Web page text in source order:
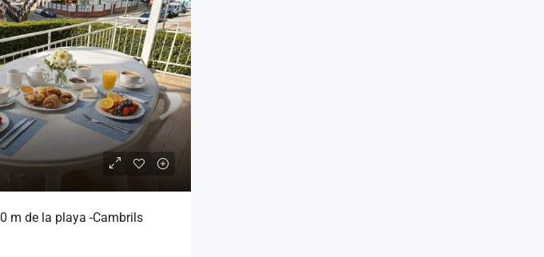
m de la playa -Cambrils